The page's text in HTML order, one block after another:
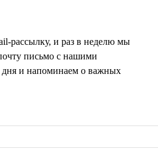
рассылку, и раз в неделю мы
письмо с нашими
дня и напоминаем о важных